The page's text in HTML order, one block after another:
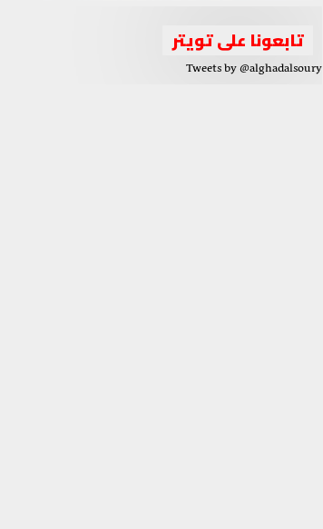
تابعونا على تويتر
Tweets by @alghadalsoury